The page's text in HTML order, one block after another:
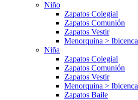
Niño
Zapatos Colegial
Zapatos Comunión
Zapatos Vestir
Menorquina > Ibicenca
Niña
Zapatos Colegial
Zapatos Comunión
Zapatos Vestir
Menorquina > Ibicenca
Zapatos Baile